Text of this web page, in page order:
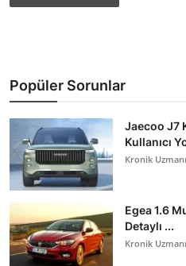
Popüler Sorunlar
Jaecoo J7
Kullanıcı
Kronik Uzmanı
Egea 1.6
Detaylı ...
Kronik Uzmanı